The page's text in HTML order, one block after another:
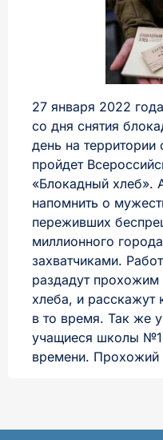
27 января 2022
со дня снятия
день на территории
пройдет
«Блокадный хлеб».
напомнить о
переживших
миллионного
захватчиками.
раздадут
хлеба, и расскажут
в то время. Так же
учащиеся школы
времени.